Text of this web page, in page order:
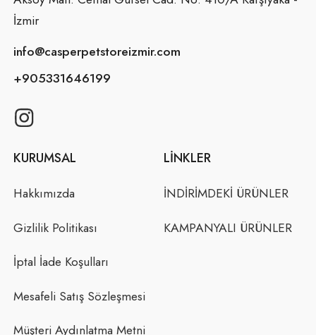
İzmir
info@casperpetstoreizmir.com
+905331646199
KURUMSAL
Hakkımızda
Gizlilik Politikası
İptal İade Koşulları
Mesafeli Satış Sözleşmesi
Müşteri Aydınlatma Metni
LINKLER
İNDİRİMDEKİ ÜRÜNLER
KAMPANYALI ÜRÜNLER